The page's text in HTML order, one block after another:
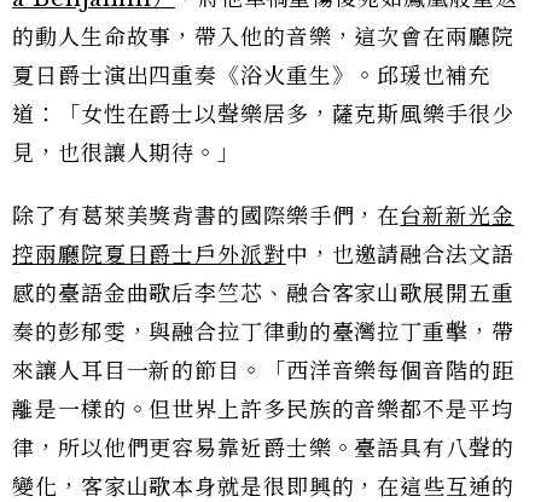
的動人生命故事，帶入他的音樂，這次會在兩廳院
夏日爵士演出四重奏《浴火重生》。邱瑗也補充
道：「女性在爵士以聲樂居多，薩克斯風樂手很少
見，也很讓人期待。」
除了有葛萊美獎背書的國際樂手們，在台新新光金
控兩廳院夏日爵士戶外派對中，也邀請融合法文語
感的臺語金曲歌后李竺芯、融合客家山歌展開五重
奏的彭郁雯，與融合拉丁律動的臺灣拉丁重擊，帶
來讓人耳目一新的節目。「西洋音樂每個音階的距
離是一樣的。但世界上許多民族的音樂都不是平均
律，所以他們更容易靠近爵士樂。臺語具有八聲的
變化，客家山歌本身就是很即興的，在這些互通的